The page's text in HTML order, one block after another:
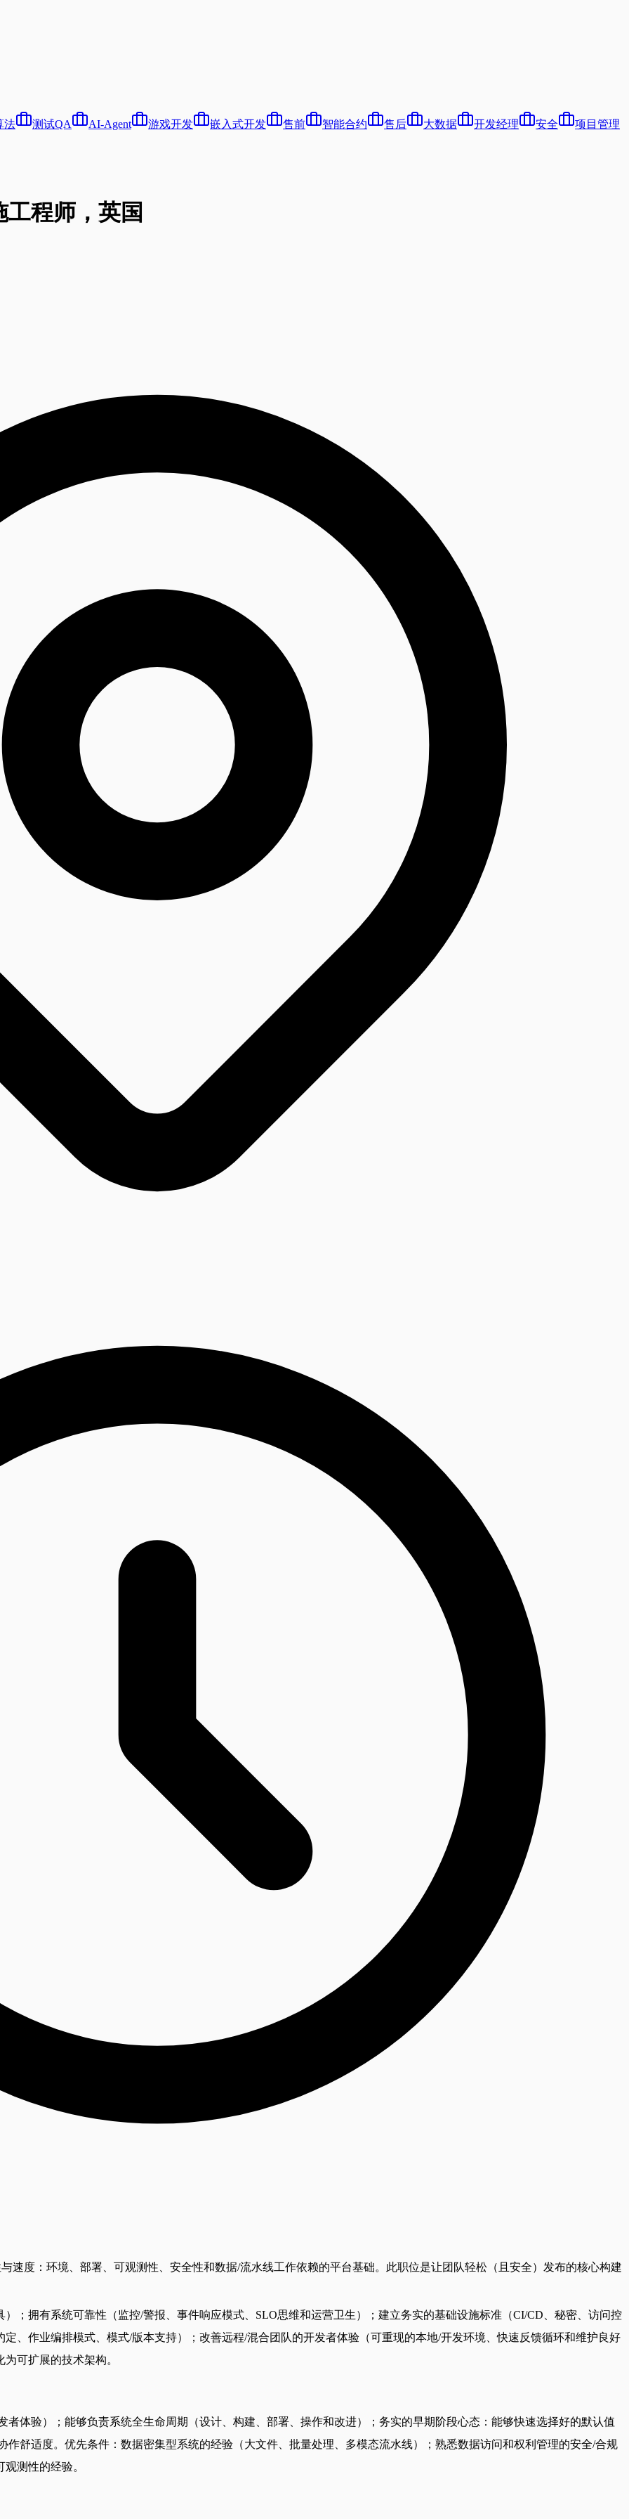
法 测试QA AI-Agent 游戏开发 嵌入式开发 售前 智能合约 售后 大数据 开发经理 安全 项目管理
程师，英国
速度：环境、部署、可观测性、安全性和数据/流水线工作依赖的平台基础。此职位是让团队轻松（且安全）发布的核心构建
；拥有系统可靠性（监控/警报、事件响应模式、SLO思维和运营卫生）；建立务实的基础设施标准（CI/CD、秘密、访问控
、作业编排模式、模式/版本支持）；改善远程/混合团队的开发者体验（可重现的本地/开发环境、快速反馈循环和维护良好
可扩展的技术架构。
体验）；能够负责系统全生命周期（设计、构建、部署、操作和改进）；务实的早期阶段心态：能够快速选择好的默认值
舒适度。优先条件：数据密集型系统的经验（大文件、批量处理、多模态流水线）；熟悉数据访问和权利管理的安全/合规
测性的经验。